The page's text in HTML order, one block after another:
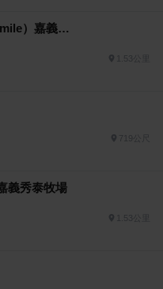
焼肉スマイル（燒肉Smile）嘉義秀泰店
1.53公里
義秀泰牧場
1.53公里